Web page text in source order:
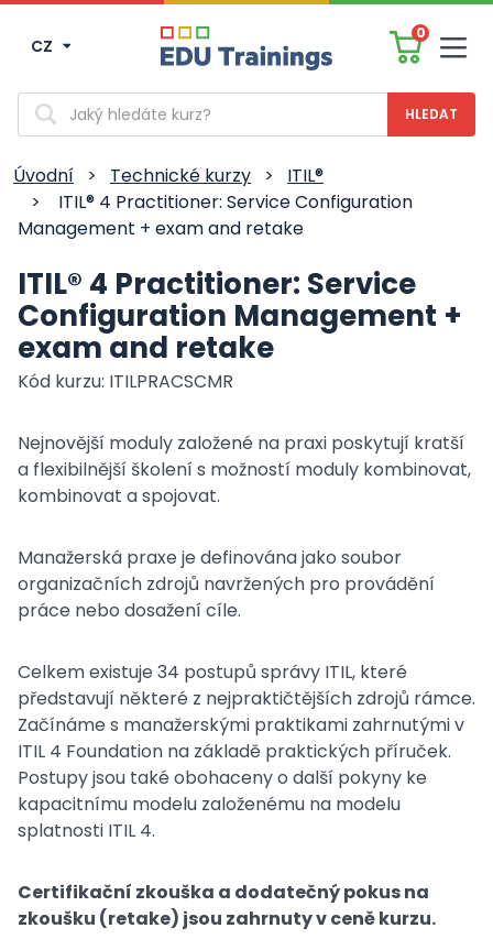
CZ
0
Vyhledávání
Úvodní > Technické kurzy >
ITIL®
>
ITIL® 4 Practitioner: Service Configuration
Management + exam and retake
ITIL® 4 Practitioner: Service
Configuration Management +
exam and retake
Kód kurzu: ITILPRACSCMR
Nejnovější moduly založené na praxi poskytují kratší
a flexibilnější školení s možností moduly kombinovat,
kombinovat a spojovat.
Manažerská praxe je definována jako soubor
organizačních zdrojů navržených pro provádění
práce nebo dosažení cíle.
Celkem existuje 34 postupů správy ITIL, které
představují některé z nejpraktičtějších zdrojů rámce.
Začínáme s manažerskými praktikami zahrnutými v
ITIL 4 Foundation na základě praktických příruček.
Postupy jsou také obohaceny o další pokyny ke
kapacitnímu modelu založenému na modelu
splatnosti ITIL 4.
Certifikační zkouška a dodatečný pokus na
zkoušku (retake) jsou zahrnuty v ceně kurzu.